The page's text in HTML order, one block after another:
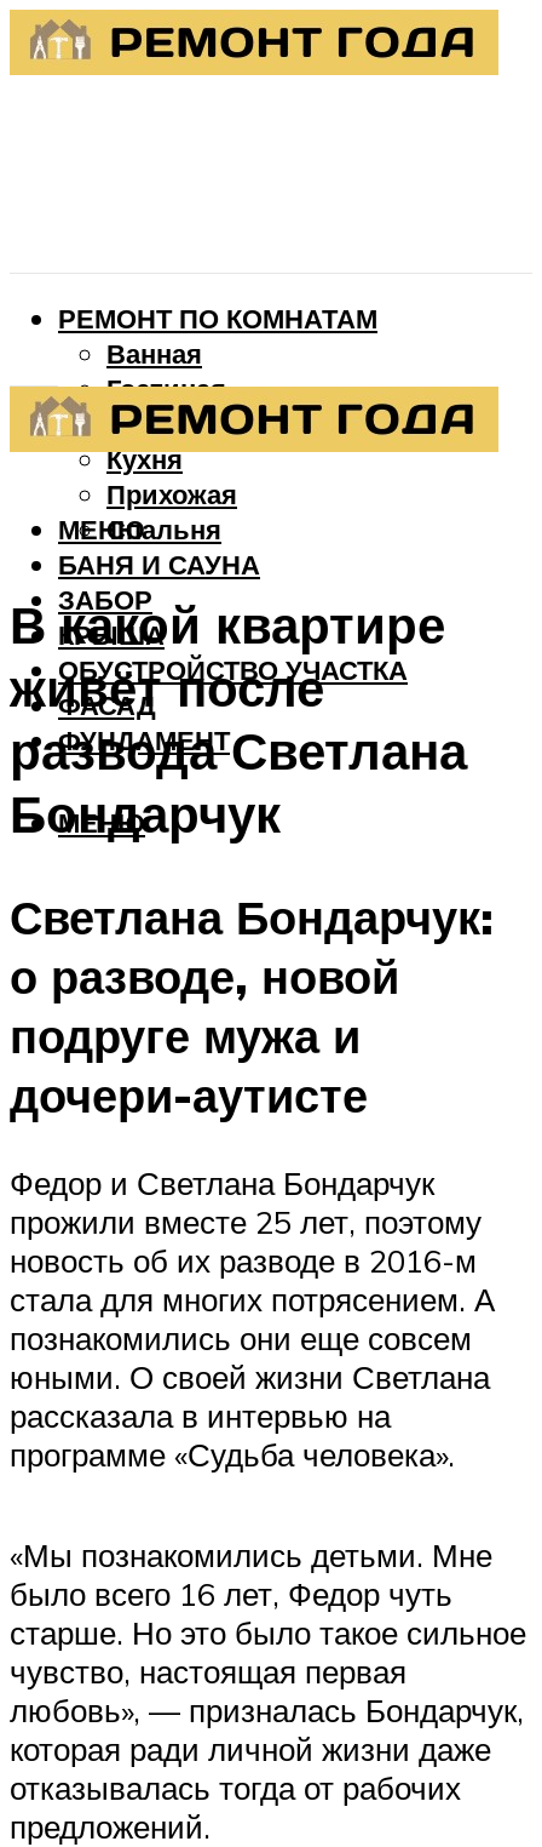
РЕМОНТ ПО КОМНАТАМ
Ванная
Гостиная
Детская
Кухня
Прихожая
Спальня
БАНЯ И САУНА
ЗАБОР
КРЫША
ОБУСТРОЙСТВО УЧАСТКА
ФАСАД
ФУНДАМЕНТ
МЕНЮ
МЕНЮ
В какой квартире
живёт после
развода Светлана
Бондарчук
Светлана Бондарчук:
о разводе, новой
подруге мужа и
дочери-аутисте
Федор и Светлана Бондарчук
прожили вместе 25 лет, поэтому
новость об их разводе в 2016-м
стала для многих потрясением. А
познакомились они еще совсем
юными. О своей жизни Светлана
рассказала в интервью на
программе «Судьба человека».
«Мы познакомились детьми. Мне
было всего 16 лет, Федор чуть
старше. Но это было такое сильное
чувство, настоящая первая
любовь», — призналась Бондарчук,
которая ради личной жизни даже
отказывалась тогда от рабочих
предложений.